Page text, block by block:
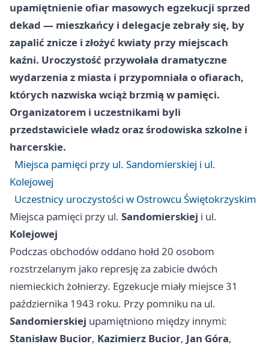
upamiętnienie ofiar masowych egzekucji sprzed
dekad — mieszkańcy i delegacje zebrały się, by
zapalić znicze i złożyć kwiaty przy miejscach
kaźni. Uroczystość przywołała dramatyczne
wydarzenia z miasta i przypomniała o ofiarach,
których nazwiska wciąż brzmią w pamięci.
Organizatorem i uczestnikami byli
przedstawiciele władz oraz środowiska szkolne i
harcerskie.
Miejsca pamięci przy ul. Sandomierskiej i ul.
Kolejowej
Uczestnicy uroczystości w Ostrowcu Świętokrzyskim
Miejsca pamięci przy ul. Sandomierskiej i ul.
Kolejowej
Podczas obchodów oddano hołd 20 osobom
rozstrzelanym jako represję za zabicie dwóch
niemieckich żołnierzy. Egzekucje miały miejsce 31
października 1943 roku. Przy pomniku na ul.
Sandomierskiej upamiętniono między innymi:
Stanisław Bucior, Kazimierz Bucior, Jan Góra,